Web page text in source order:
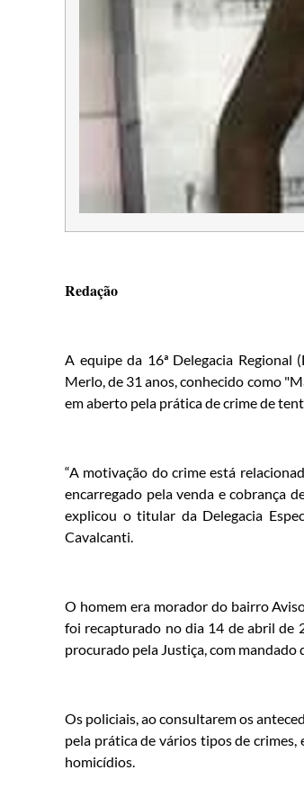
Redação
A equipe da 16ª Delegacia Regional
Merlo, de 31 anos, conhecido como
em aberto pela prática de crime de
“A motivação do crime está
encarregado pela venda e cobrança
explicou o titular da Delegacia
Cavalcanti.
O homem era morador do bairro
foi recapturado no dia 14 de abril de
procurado pela Justiça, com
Os policiais, ao consultarem os
pela prática de vários tipos de
homicídios.